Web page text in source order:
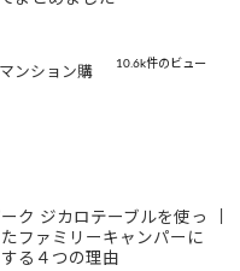
10.6k件のビュー
マンション購
ク ジカロテーブルを使っ
ファミリーキャンパーに
る４つの理由